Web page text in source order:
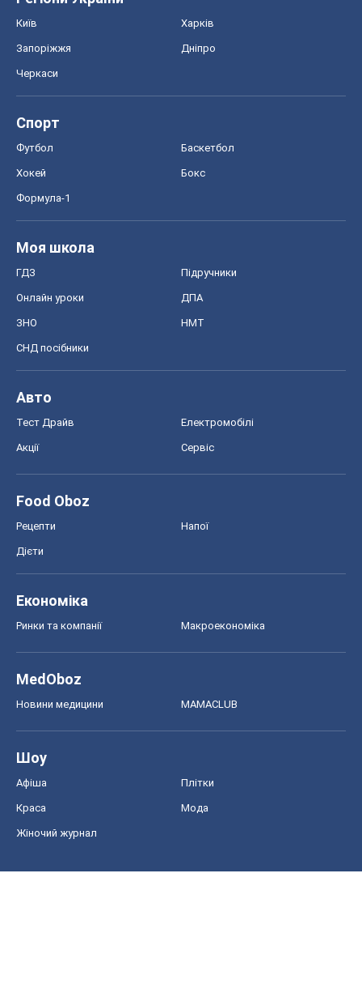
Київ Харків
Запоріжжя Дніпро
Черкаси
Спорт
Футбол Баскетбол
Хокей Бокс
Формула-1
Моя школа
ГДЗ Підручники
Онлайн уроки ДПА
ЗНО НМТ
СНД посібники
Авто
Тест Драйв Електромобілі
Акції Сервіс
Food Oboz
Рецепти Напої
Дієти
Економіка
Ринки та компанії Макроекономіка
MedOboz
Новини медицини MAMACLUB
Шоу
Афіша Плітки
Краса Мода
Жіночий журнал